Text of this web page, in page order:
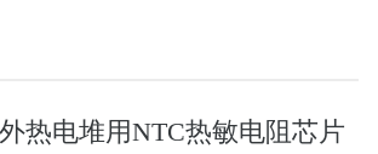
热电堆用NTC热敏电阻芯片